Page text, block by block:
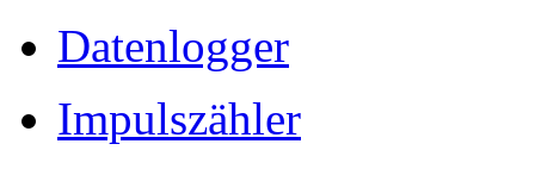
Datenlogger
Impulszähler